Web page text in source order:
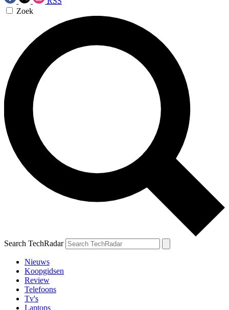
Zoek
Search TechRadar
Nieuws
Koopgidsen
Review
Telefoons
Tv's
Laptops